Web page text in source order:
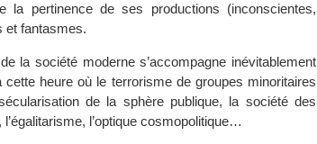
la pertinence de ses productions (inconscientes,
et fantasmes.
la société moderne s’accompagne inévitablement
heure où le terrorisme de groupes minoritaires
de la sphère publique, la société des
l’optique cosmopolitique…